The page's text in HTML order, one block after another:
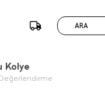
ARA
Kolye